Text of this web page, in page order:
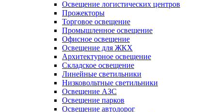
Освещение логистических центров
Прожекторы
Торговое освещение
Промышленное освещение
Офисное освещение
Освещение для ЖКХ
Архитектурное освещение
Складское освещение
Линейные светильники
Низковольтные светильники
Освещение АЗС
Освещение парков
Освещение автодорог